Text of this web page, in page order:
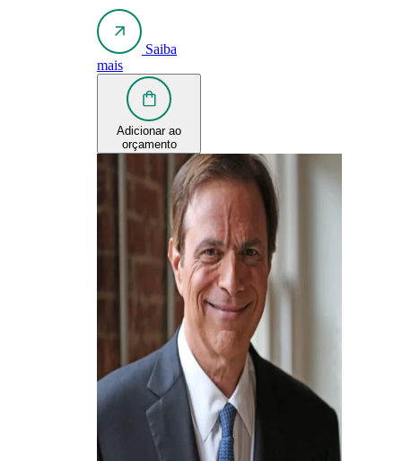
Saiba
mais
Adicionar ao
orçamento